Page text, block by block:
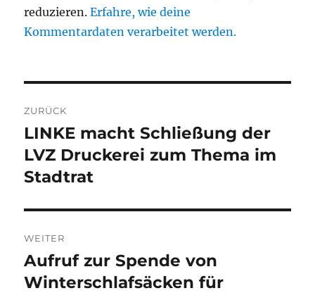
reduzieren.Erfahre, wie deine
Kommentardaten verarbeitet werden.
ZURÜCK
Vorheriger
Beitrag:
LINKE macht Schließung der
LVZ Druckerei zum Thema im
Stadtrat
WEITER
Nächster
Beitrag:
Aufruf zur Spende von
Winterschlafsäcken für